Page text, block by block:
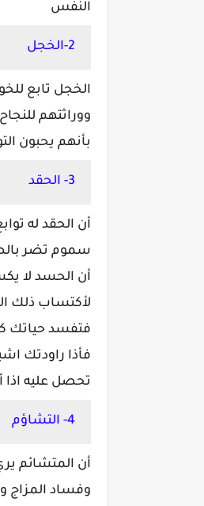
النفس
2-الخجل
الخجل تابع
ووراثتهم
بأنهم يحبون
3- الحقد
أن الحقد له
سموم تضر
أن الحسد لا
لأكتساب ذلك
فتفسد حياتك
فأذا راودتك
تحصل عليه اذا
4- التشاؤم
أن المتشائم
وفساد المزاج